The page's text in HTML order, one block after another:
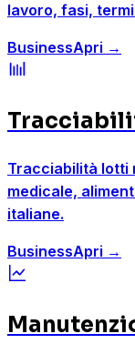
lavoro, fasi,
BusinessApri →
Tracciabilità lotti
medicale,
italiane.
BusinessApri →